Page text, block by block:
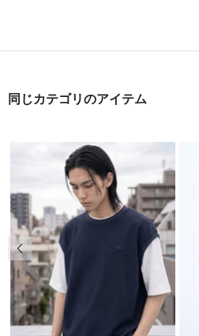
同じカテゴリのアイテム
前の画像